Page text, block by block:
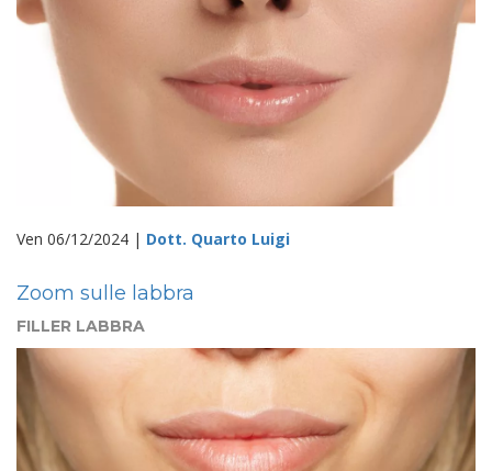
Ven 06/12/2024 | Dott. Quarto Luigi
Zoom sulle labbra
FILLER LABBRA